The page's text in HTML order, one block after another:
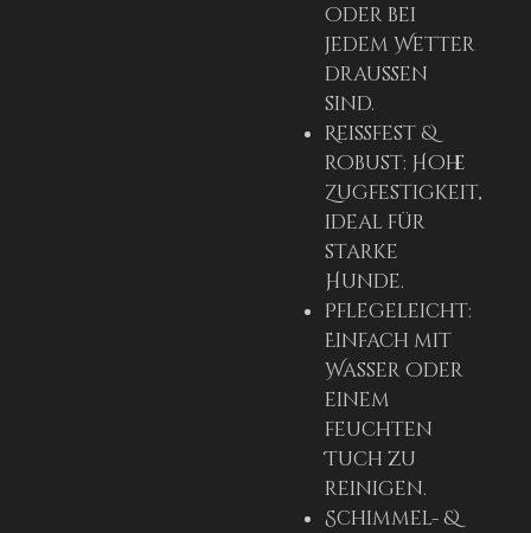
oder bei
jedem Wetter
draußen
sind.
Reißfest &
robust: Hohe
Zugfestigkeit,
ideal für
starke
Hunde.
Pflegeleicht:
Einfach mit
Wasser oder
einem
feuchten
Tuch zu
reinigen.
Schimmel- &